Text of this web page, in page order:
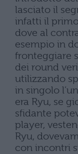
lasciato il
infatti il
dove al
esempio in
fronteggiare
dei round
utilizzando
in singolo
era Ryu, se
sfidante
player,
Ryu,
con incontri